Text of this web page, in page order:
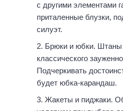
с другими элементами
приталенные блузки,
силуэт.
Брюки и юбки. Штаны
классического
Подчеркивать
будет юбка-карандаш.
Жакеты и пиджаки.